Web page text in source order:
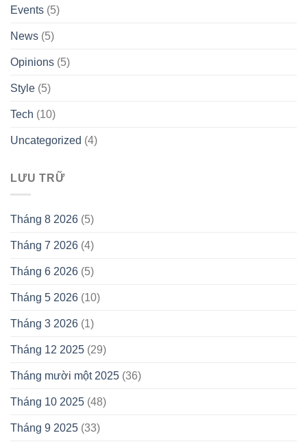
Events (5)
News (5)
Opinions (5)
Style (5)
Tech (10)
Uncategorized (4)
LƯU TRỮ
Tháng 8 2026 (5)
Tháng 7 2026 (4)
Tháng 6 2026 (5)
Tháng 5 2026 (10)
Tháng 3 2026 (1)
Tháng 12 2025 (29)
Tháng mười một 2025 (36)
Tháng 10 2025 (48)
Tháng 9 2025 (33)